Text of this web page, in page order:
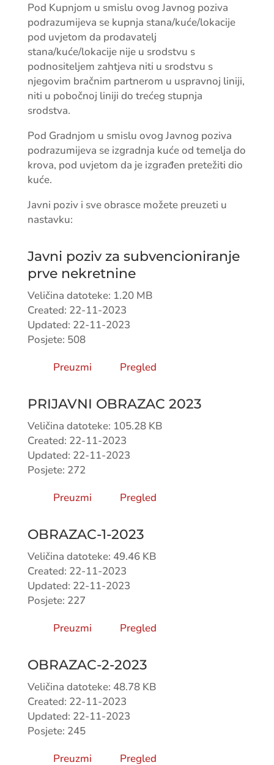
Pod Kupnjom u smislu ovog Javnog poziva
podrazumijeva se kupnja stana/kuće/lokacije
pod uvjetom da prodavatelj
stana/kuće/lokacije nije u srodstvu s
podnositeljem zahtjeva niti u srodstvu s
njegovim bračnim partnerom u uspravnoj liniji,
niti u pobočnoj liniji do trećeg stupnja
srodstva.
Pod Gradnjom u smislu ovog Javnog poziva
podrazumijeva se izgradnja kuće od temelja do
krova, pod uvjetom da je izgrađen pretežiti dio
kuće.
Javni poziv i sve obrasce možete preuzeti u
nastavku:
Javni poziv za subvencioniranje
prve nekretnine
Veličina datoteke: 1.20 MB
Created: 22-11-2023
Updated: 22-11-2023
Posjete: 508
Preuzmi
Pregled
PRIJAVNI OBRAZAC 2023
Veličina datoteke: 105.28 KB
Created: 22-11-2023
Updated: 22-11-2023
Posjete: 272
Preuzmi
Pregled
OBRAZAC-1-2023
Veličina datoteke: 49.46 KB
Created: 22-11-2023
Updated: 22-11-2023
Posjete: 227
Preuzmi
Pregled
OBRAZAC-2-2023
Veličina datoteke: 48.78 KB
Created: 22-11-2023
Updated: 22-11-2023
Posjete: 245
Preuzmi
Pregled